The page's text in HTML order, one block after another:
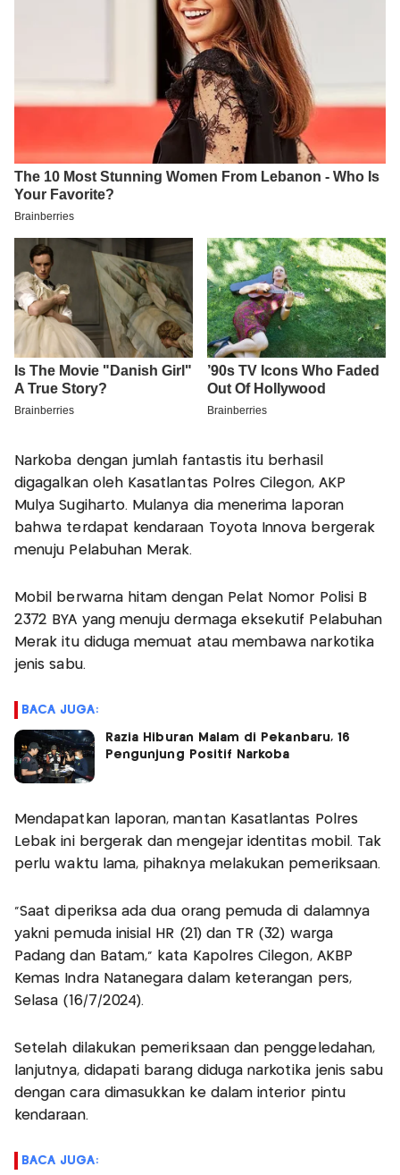
Narkoba dengan jumlah fantastis itu berhasil
digagalkan oleh Kasatlantas Polres Cilegon, AKP
Mulya Sugiharto. Mulanya dia menerima laporan
bahwa terdapat kendaraan Toyota Innova bergerak
menuju Pelabuhan Merak.
Mobil berwarna hitam dengan Pelat Nomor Polisi B
2372 BYA yang menuju dermaga eksekutif Pelabuhan
Merak itu diduga memuat atau membawa narkotika
jenis sabu.
BACA JUGA:
Razia Hiburan Malam di Pekanbaru, 16
Pengunjung Positif Narkoba
Mendapatkan laporan, mantan Kasatlantas Polres
Lebak ini bergerak dan mengejar identitas mobil. Tak
perlu waktu lama, pihaknya melakukan pemeriksaan.
"Saat diperiksa ada dua orang pemuda di dalamnya
yakni pemuda inisial HR (21) dan TR (32) warga
Padang dan Batam," kata Kapolres Cilegon, AKBP
Kemas Indra Natanegara dalam keterangan pers,
Selasa (16/7/2024).
Setelah dilakukan pemeriksaan dan penggeledahan,
lanjutnya, didapati barang diduga narkotika jenis sabu
dengan cara dimasukkan ke dalam interior pintu
kendaraan.
BACA JUGA: